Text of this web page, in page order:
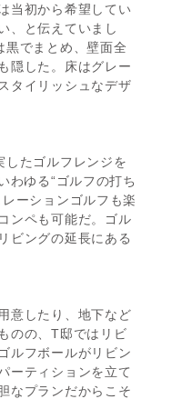
当初から希望してい
、と伝えていまし
黒でまとめ、壁面全
隠した。床はグレー
タイリッシュなデザ
したゴルフレンジを
わゆる“ゴルフの打ち
ーションゴルフも楽
ンペも可能だ。ゴル
ビングの延長にある
意したり、地下など
のの、T邸ではリビ
ルフボールがリビン
ーティションを立て
なプランだからこそ